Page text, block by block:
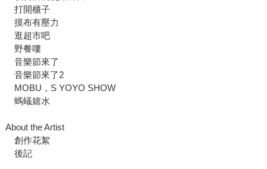
打開櫃子
摸布有壓力
逛超市吧
野餐嘍
音樂節來了
音樂節來了2
MOBU，S YOYO SHOW
螞蟻嬉水
About the Artist
創作花絮
後記